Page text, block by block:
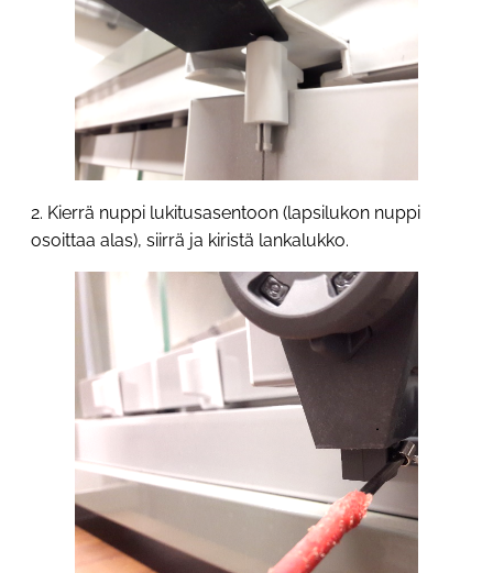
2. Kierrä nuppi lukitusasentoon (lapsilukon nuppi
osoittaa alas), siirrä ja kiristä lankalukko.